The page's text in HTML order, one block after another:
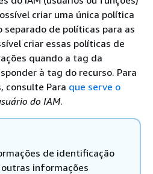
criar uma única política
separado de políticas para as
criar essas políticas de
quando a tag da
à tag do recurso. Para
consulte Para que serve o
do IAM.
de identificação
outras informações